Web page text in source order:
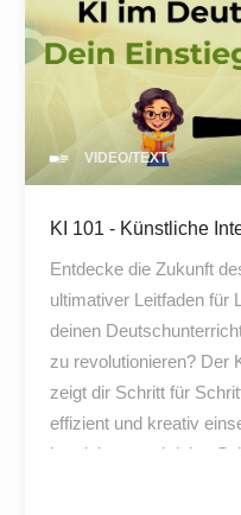
VIDEO/TEXT
KI 101 - Künstliche
Entdecke die Zukunft
ultimativer Leitfaden für
deinen
zu revolutionieren? Der
zeigt dir Schritt für
effizient und kreativ
bereichern und deine